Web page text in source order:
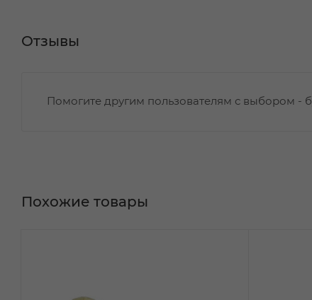
Отзывы
Помогите другим пользователям с выбором -
Похожие товары